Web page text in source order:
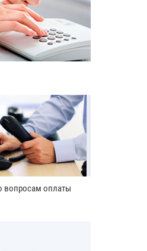
вопросам оплаты